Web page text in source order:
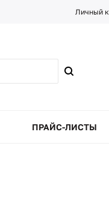
Личный
ПРАЙС-ЛИСТЫ